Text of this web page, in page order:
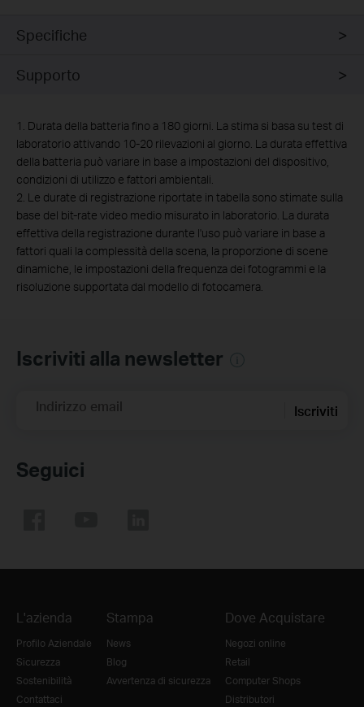
Specifiche
Supporto
1. Durata della batteria fino a 180 giorni. La stima si basa su test di
laboratorio attivando 10-20 rilevazioni al giorno. La durata effettiva
della batteria può variare in base a impostazioni del dispositivo,
condizioni di utilizzo e fattori ambientali.
2. Le durate di registrazione riportate in tabella sono stimate sulla
base del bit-rate video medio misurato in laboratorio. La durata
effettiva della registrazione durante l'uso può variare in base a
fattori quali la complessità della scena, la proporzione di scene
dinamiche, le impostazioni della frequenza dei fotogrammi e la
risoluzione supportata dal modello di fotocamera.
Iscriviti alla newsletter
Indirizzo email Iscriviti
Seguici
L'azienda
Profilo Aziendale
Sicurezza
Sostenibilità
Contattaci
Stampa
News
Blog
Avvertenza di sicurezza
Dove Acquistare
Negozi online
Retail
Computer Shops
Distributori